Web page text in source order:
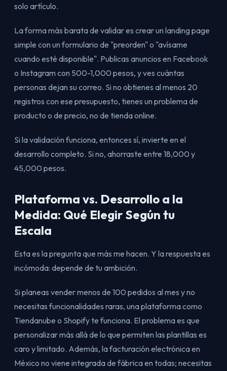
solo artículo.
La forma más barata de validar es crear un landing page
simple con un formulario de "preorden" o "avísame
cuando esté disponible". Publicas anuncios en Facebook
o Instagram con 500-1,000 pesos, y ves cuántas
personas dejan su correo. Si no obtienes al menos 20
registros con ese presupuesto, tienes un problema de
producto o de precio, no de tienda online.
Si la validación funciona, entonces sí, invierte en el
desarrollo completo. Si no, ahorraste entre 18,000 y
45,000 pesos.
Plataforma vs. Desarrollo a la
Medida: Qué Elegir Según tu
Escala
Esta es la pregunta que más me hacen. Y la respuesta es
incómoda: depende de tu ambición.
Si planeas vender menos de 100 pedidos al mes y no
necesitas funcionalidades raras, una plataforma como
Tiendanube o Shopify te funciona. El problema es que
personalizar más allá de lo que permiten las plantillas es
caro y limitado. Además, la facturación electrónica en
México no viene integrada de fábrica en todas; necesitas